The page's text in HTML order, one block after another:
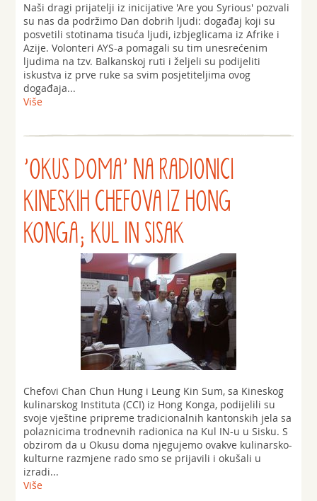
Naši dragi prijatelji iz inicijative 'Are you Syrious' pozvali
su nas da podržimo Dan dobrih ljudi: događaj koji su
posvetili stotinama tisuća ljudi, izbjeglicama iz Afrike i
Azije. Volonteri AYS-a pomagali su tim unesrećenim
ljudima na tzv. Balkanskoj ruti i željeli su podijeliti
iskustva iz prve ruke sa svim posjetiteljima ovog
događaja...
Više
'OKUS DOMA' NA RADIONICI
KINESKIH CHEFOVA IZ HONG
KONGA; KUL IN SISAK
Chefovi Chan Chun Hung i Leung Kin Sum, sa Kineskog
kulinarskog Instituta (CCI) iz Hong Konga, podijelili su
svoje vještine pripreme tradicionalnih kantonskih jela sa
polaznicima trodnevnih radionica na Kul IN-u u Sisku. S
obzirom da u Okusu doma njegujemo ovakve kulinarsko-
kulturne razmjene rado smo se prijavili i okušali u
izradi...
Više